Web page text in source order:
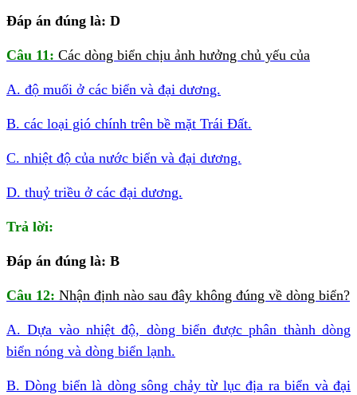
Đáp án đúng là: D
Câu 11: Các dòng biển chịu ảnh hưởng chủ yếu của
A. độ muối ở các biển và đại dương.
B. các loại gió chính trên bề mặt Trái Đất.
C. nhiệt độ của nước biển và đại dương.
D. thuỷ triều ở các đại dương.
Trả lời:
Đáp án đúng là: B
Câu 12: Nhận định nào sau đây không đúng về dòng biển?
A. Dựa vào nhiệt độ, dòng biển được phân thành dòng
biển nóng và dòng biển lạnh.
B. Dòng biển là dòng sông chảy từ lục địa ra biển và đại